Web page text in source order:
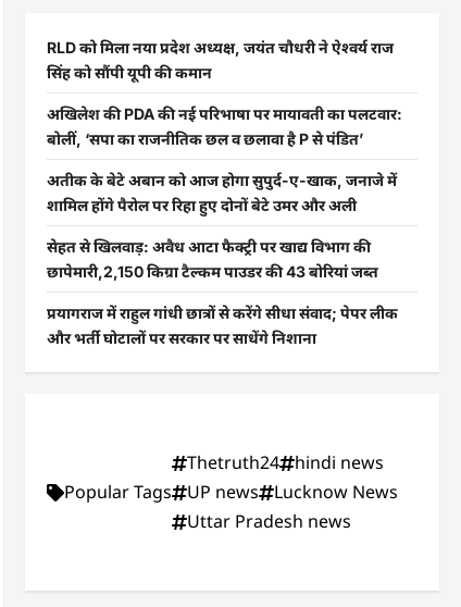
RLD को मिला नया प्रदेश अध्यक्ष, जयंत चौधरी ने ऐश्वर्य राज
सिंह को सौंपी यूपी की कमान
अखिलेश की PDA की नई परिभाषा पर मायावती का पलटवार:
बोलीं, ‘सपा का राजनीतिक छल व छलावा है P से पंडित’
अतीक के बेटे अबान को आज होगा सुपुर्द-ए-खाक, जनाजे में
शामिल होंगे पैरोल पर रिहा हुए दोनों बेटे उमर और अली
सेहत से खिलवाड़: अवैध आटा फैक्ट्री पर खाद्य विभाग की
छापेमारी,2,150 किग्रा टैल्कम पाउडर की 43 बोरियां जब्त
प्रयागराज में राहुल गांधी छात्रों से करेंगे सीधा संवाद; पेपर लीक
और भर्ती घोटालों पर सरकार पर साधेंगे निशाना
Popular Tags
Thetruth24
hindi news
UP news
Lucknow News
Uttar Pradesh news